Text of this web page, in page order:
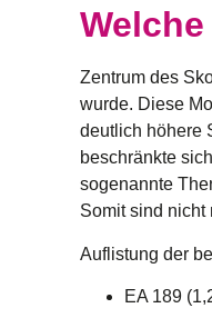
Zentrum des
wurde. Diese
deutlich höhere
beschränkte
sogenannte
Somit sind nicht
Auflistung der
EA 189